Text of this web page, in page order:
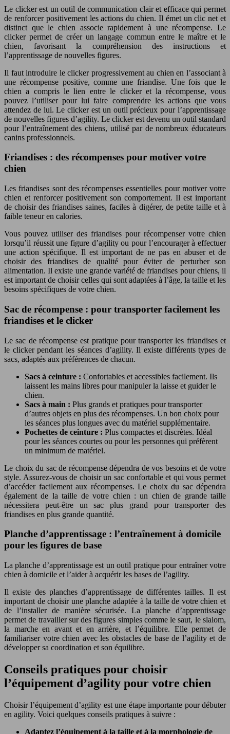
Le clicker est un outil de communication clair et efficace qui permet
de renforcer positivement les actions du chien. Il émet un clic net et
distinct que le chien associe rapidement à une récompense. Le
clicker permet de créer un langage commun entre le maître et le
chien, favorisant la compréhension des instructions et
l’apprentissage de nouvelles figures.
Il faut introduire le clicker progressivement au chien en l’associant à
une récompense positive, comme une friandise. Une fois que le
chien a compris le lien entre le clicker et la récompense, vous
pouvez l’utiliser pour lui faire comprendre les actions que vous
attendez de lui. Le clicker est un outil précieux pour l’apprentissage
de nouvelles figures d’agility. Le clicker est devenu un outil standard
pour l’entraînement des chiens, utilisé par de nombreux éducateurs
canins professionnels.
Friandises : des récompenses pour motiver votre
chien
Les friandises sont des récompenses essentielles pour motiver votre
chien et renforcer positivement son comportement. Il est important
de choisir des friandises saines, faciles à digérer, de petite taille et à
faible teneur en calories.
Vous pouvez utiliser des friandises pour récompenser votre chien
lorsqu’il réussit une figure d’agility ou pour l’encourager à effectuer
une action spécifique. Il est important de ne pas en abuser et de
choisir des friandises de qualité pour éviter de perturber son
alimentation. Il existe une grande variété de friandises pour chiens, il
est important de choisir celles qui sont adaptées à l’âge, la taille et les
besoins spécifiques de votre chien.
Sac de récompense : pour transporter facilement les
friandises et le clicker
Le sac de récompense est pratique pour transporter les friandises et
le clicker pendant les séances d’agility. Il existe différents types de
sacs, adaptés aux préférences de chacun.
Sacs à ceinture : Confortables et accessibles facilement. Ils
laissent les mains libres pour manipuler la laisse et guider le
chien.
Sacs à main : Plus grands et pratiques pour transporter
d’autres objets en plus des récompenses. Un bon choix pour
les séances plus longues avec du matériel supplémentaire.
Pochettes de ceinture : Plus compactes et discrètes. Idéal
pour les séances courtes ou pour les personnes qui préfèrent
un minimum de matériel.
Le choix du sac de récompense dépendra de vos besoins et de votre
style. Assurez-vous de choisir un sac confortable et qui vous permet
d’accéder facilement aux récompenses. Le choix du sac dépendra
également de la taille de votre chien : un chien de grande taille
nécessitera peut-être un sac plus grand pour transporter des
friandises en plus grande quantité.
Planche d’apprentissage : l’entraînement à domicile
pour les figures de base
La planche d’apprentissage est un outil pratique pour entraîner votre
chien à domicile et l’aider à acquérir les bases de l’agility.
Il existe des planches d’apprentissage de différentes tailles. Il est
important de choisir une planche adaptée à la taille de votre chien et
de l’installer de manière sécurisée. La planche d’apprentissage
permet de travailler sur des figures simples comme le saut, le slalom,
la marche en avant et en arrière, et l’équilibre. Elle permet de
familiariser votre chien avec les obstacles de base de l’agility et de
développer sa coordination et son équilibre.
Conseils pratiques pour choisir
l’équipement d’agility pour votre chien
Choisir l’équipement d’agility est une étape importante pour débuter
en agility. Voici quelques conseils pratiques à suivre :
Adaptez l’équipement à la taille et à la morphologie de